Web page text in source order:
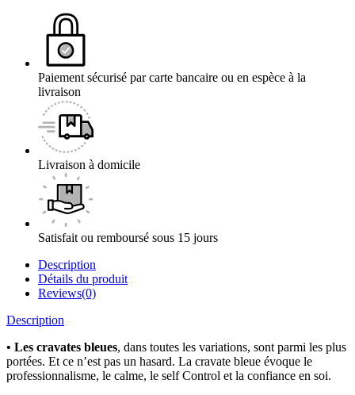
Paiement sécurisé par carte bancaire ou en espèce à la
livraison
Livraison à domicile
Satisfait ou remboursé sous 15 jours
Description
Détails du produit
Reviews(0)
Description
• Les cravates bleues, dans toutes les variations, sont parmi les plus
portées. Et ce n’est pas un hasard. La cravate bleue évoque le
professionnalisme, le calme, le self Control et la confiance en soi.